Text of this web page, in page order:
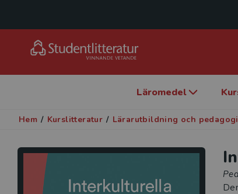
Läromedel
Hem / Kurslitteratur / Lärarutbildning och